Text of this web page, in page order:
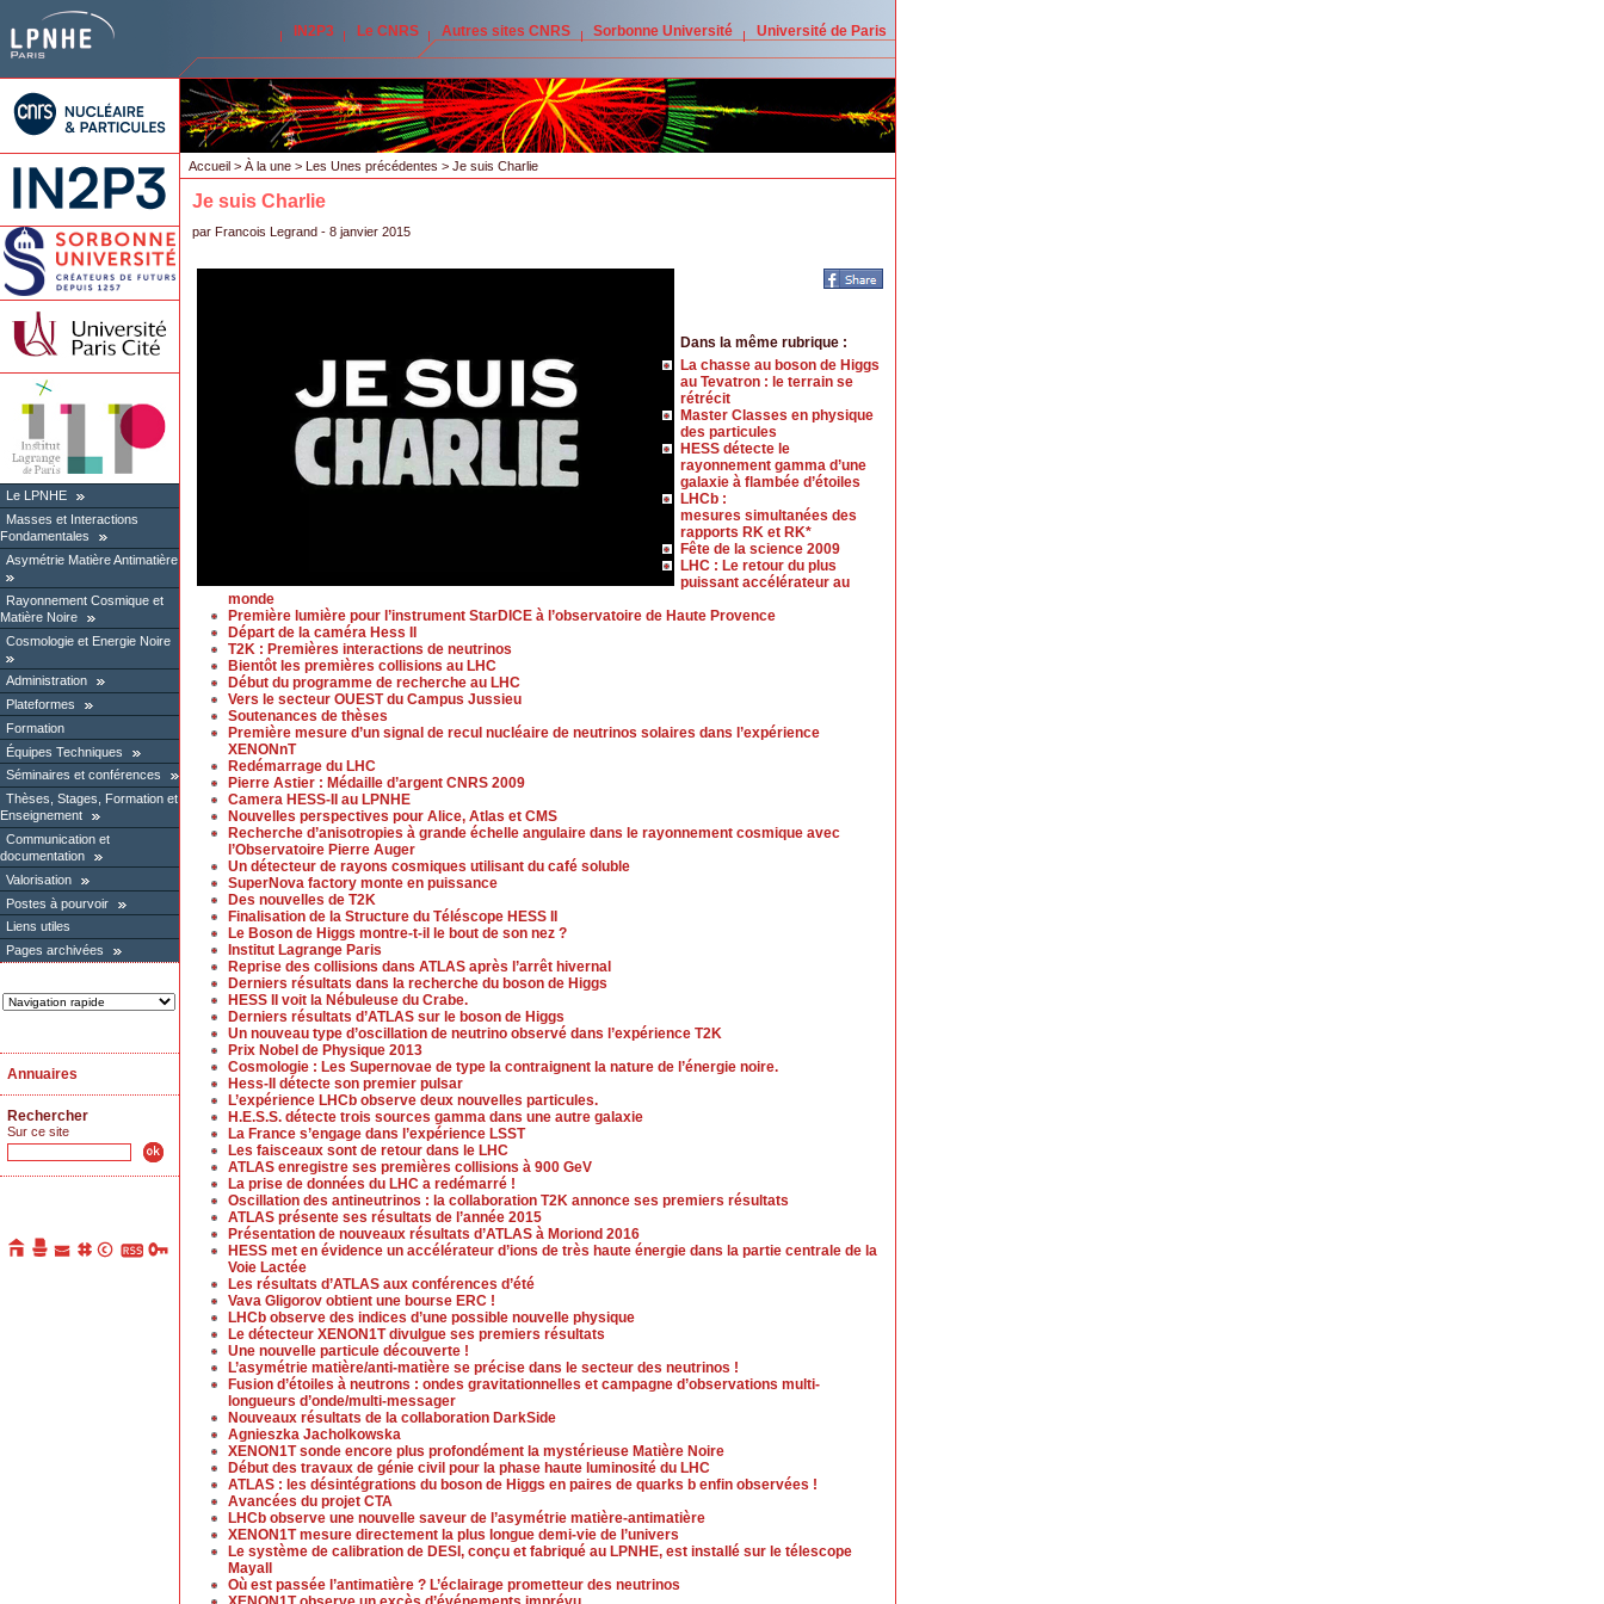
IN2P3 Le CNRS Autres sites CNRS Sorbonne Université Université de Paris
Le LPNHE
Masses et Interactions
Fondamentales
Asymétrie Matière Antimatière
Rayonnement Cosmique et
Matière Noire
Cosmologie et Energie Noire
Administration
Plateformes
Formation
Équipes Techniques
Séminaires et conférences
Thèses, Stages, Formation et
Enseignement
Communication et
documentation
Valorisation
Postes à pourvoir
Liens utiles
Pages archivées
Annuaires
Rechercher
Sur ce site
Accueil > À la une > Les Unes précédentes > Je suis Charlie
Je suis Charlie
par Francois Legrand - 8 janvier 2015
Dans la même rubrique :
La chasse au boson de Higgs
au Tevatron : le terrain se
rétrécit
Master Classes en physique
des particules
HESS détecte le
rayonnement gamma d’une
galaxie à flambée d’étoiles
LHCb :
mesures simultanées des
rapports RK et RK*
Fête de la science 2009
LHC : Le retour du plus
puissant accélérateur au
monde
Première lumière pour l’instrument StarDICE à l’observatoire de Haute Provence
Départ de la caméra Hess II
T2K : Premières interactions de neutrinos
Bientôt les premières collisions au LHC
Début du programme de recherche au LHC
Vers le secteur OUEST du Campus Jussieu
Soutenances de thèses
Première mesure d’un signal de recul nucléaire de neutrinos solaires dans l’expérience
XENONnT
Redémarrage du LHC
Pierre Astier : Médaille d’argent CNRS 2009
Camera HESS-II au LPNHE
Nouvelles perspectives pour Alice, Atlas et CMS
Recherche d’anisotropies à grande échelle angulaire dans le rayonnement cosmique avec
l’Observatoire Pierre Auger
Un détecteur de rayons cosmiques utilisant du café soluble
SuperNova factory monte en puissance
Des nouvelles de T2K
Finalisation de la Structure du Téléscope HESS II
Le Boson de Higgs montre-t-il le bout de son nez ?
Institut Lagrange Paris
Reprise des collisions dans ATLAS après l’arrêt hivernal
Derniers résultats dans la recherche du boson de Higgs
HESS II voit la Nébuleuse du Crabe.
Derniers résultats d’ATLAS sur le boson de Higgs
Un nouveau type d’oscillation de neutrino observé dans l’expérience T2K
Prix Nobel de Physique 2013
Cosmologie : Les Supernovae de type Ia contraignent la nature de l’énergie noire.
Hess-II détecte son premier pulsar
L’expérience LHCb observe deux nouvelles particules.
H.E.S.S. détecte trois sources gamma dans une autre galaxie
La France s’engage dans l’expérience LSST
Les faisceaux sont de retour dans le LHC
ATLAS enregistre ses premières collisions à 900 GeV
La prise de données du LHC a redémarré !
Oscillation des antineutrinos : la collaboration T2K annonce ses premiers résultats
ATLAS présente ses résultats de l’année 2015
Présentation de nouveaux résultats d’ATLAS à Moriond 2016
HESS met en évidence un accélérateur d’ions de très haute énergie dans la partie centrale de la
Voie Lactée
Les résultats d’ATLAS aux conférences d’été
Vava Gligorov obtient une bourse ERC !
LHCb observe des indices d’une possible nouvelle physique
Le détecteur XENON1T divulgue ses premiers résultats
Une nouvelle particule découverte !
L’asymétrie matière/anti-matière se précise dans le secteur des neutrinos !
Fusion d’étoiles à neutrons : ondes gravitationnelles et campagne d’observations multi-
longueurs d’onde/multi-messager
Nouveaux résultats de la collaboration DarkSide
Agnieszka Jacholkowska
XENON1T sonde encore plus profondément la mystérieuse Matière Noire
Début des travaux de génie civil pour la phase haute luminosité du LHC
ATLAS : les désintégrations du boson de Higgs en paires de quarks b enfin observées !
Avancées du projet CTA
LHCb observe une nouvelle saveur de l’asymétrie matière-antimatière
XENON1T mesure directement la plus longue demi-vie de l’univers
Le système de calibration de DESI, conçu et fabriqué au LPNHE, est installé sur le télescope
Mayall
Où est passée l’antimatière ? L’éclairage prometteur des neutrinos